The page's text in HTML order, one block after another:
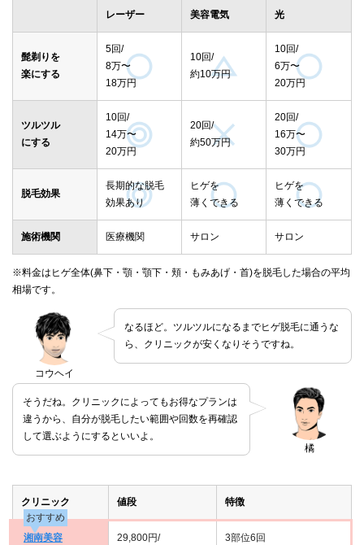
レーザー 美容電気 光
髭剃りを
楽にする
5回/
8万〜
18万円
10回/
約10万円
10回/
6万〜
20万円
ツルツル
にする
10回/
14万〜
20万円
20回/
約50万円
20回/
16万〜
30万円
脱毛効果
長期的な脱毛
効果あり
ヒゲを
薄くできる
ヒゲを
薄くできる
施術機関 医療機関 サロン サロン
※料金はヒゲ全体(鼻下・顎・顎下・頬・もみあげ・首)を脱毛した場合の平均
相場です。
コウヘイ
なるほど。ツルツルになるまでヒゲ脱毛に通うな
ら、クリニックが安くなりそうですね。
橘
そうだね。クリニックによってもお得なプランは
違うから、自分が脱毛したい範囲や回数を再確認
して選ぶようにするといいよ。
クリニック 値段
特徴
おすすめ
湘南美容
29,800円/
3部位6回